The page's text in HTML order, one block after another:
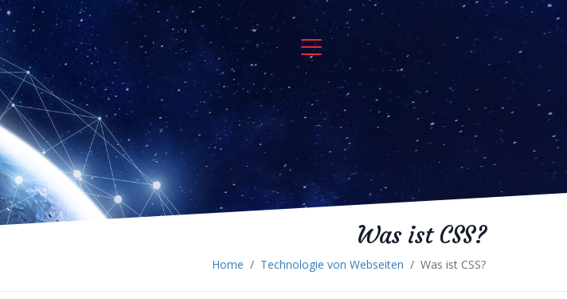
Was ist CSS?
Home / Technologie von Webseiten / Was ist CSS?